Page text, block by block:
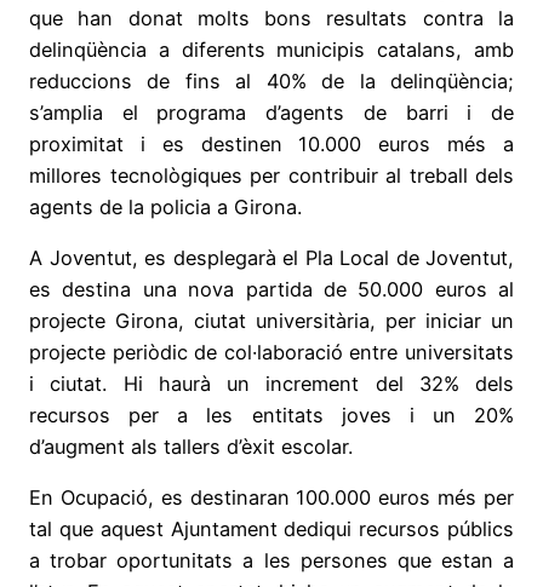
que han donat molts bons resultats contra la
delinqüència a diferents municipis catalans, amb
reduccions de fins al 40% de la delinqüència;
s’amplia el programa d’agents de barri i de
proximitat i es destinen 10.000 euros més a
millores tecnològiques per contribuir al treball dels
agents de la policia a Girona.
A Joventut, es desplegarà el Pla Local de Joventut,
es destina una nova partida de 50.000 euros al
projecte Girona, ciutat universitària, per iniciar un
projecte periòdic de col·laboració entre universitats
i ciutat. Hi haurà un increment del 32% dels
recursos per a les entitats joves i un 20%
d’augment als tallers d’èxit escolar.
En Ocupació, es destinaran 100.000 euros més per
tal que aquest Ajuntament dediqui recursos públics
a trobar oportunitats a les persones que estan a